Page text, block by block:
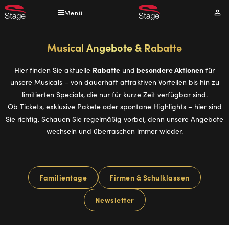
Direkt
zum
Menü
Musical Angebote & Rabatte
Hier finden Sie aktuelle Rabatte und besondere Aktionen für
unsere Musicals – von dauerhaft attraktiven Vorteilen bis hin zu
limitierten Specials, die nur für kurze Zeit verfügbar sind.
Ob Tickets, exklusive Pakete oder spontane Highlights – hier sind
Sie richtig. Schauen Sie regelmäßig vorbei, denn unsere Angebote
wechseln und überraschen immer wieder.
Familientage Firmen & Schulklassen
Newsletter